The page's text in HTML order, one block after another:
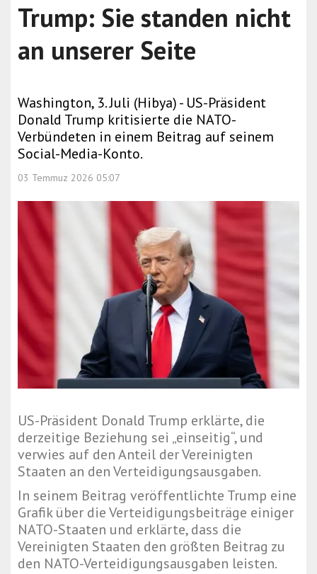
Trump: Sie standen nicht
an unserer Seite
Washington, 3. Juli (Hibya) - US-Präsident
Donald Trump kritisierte die NATO-
Verbündeten in einem Beitrag auf seinem
Social-Media-Konto.
03 Temmuz 2026 05:07
US-Präsident Donald Trump erklärte, die
derzeitige Beziehung sei „einseitig“, und
verwies auf den Anteil der Vereinigten
Staaten an den Verteidigungsausgaben.
In seinem Beitrag veröffentlichte Trump eine
Grafik über die Verteidigungsbeiträge einiger
NATO-Staaten und erklärte, dass die
Vereinigten Staaten den größten Beitrag zu
den NATO-Verteidigungsausgaben leisten.